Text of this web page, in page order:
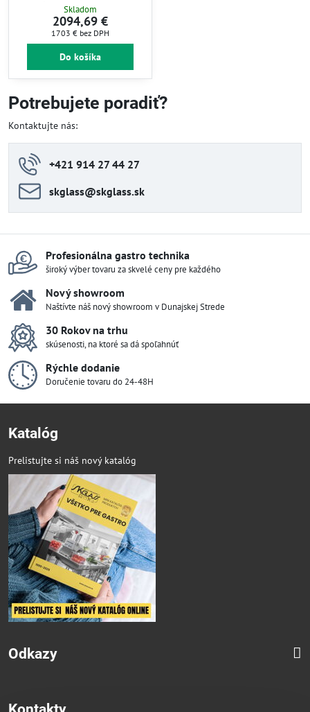
Skladom
2094,69 €
1703 € bez DPH
Do košíka
Potrebujete poradiť?
Kontaktujte nás:
+421 914 27 44 27
skglass​@skglass​.sk
Profesionálna gastro technika
široký výber tovaru za skvelé ceny pre každého
Nový showroom
Naštívte náš nový showroom v Dunajskej Strede
30 Rokov na trhu
skúsenosti, na ktoré sa dá spoľahnúť
Rýchle dodanie
Doručenie tovaru do 24-48H
Katalóg
Prelistujte si náš nový katalóg
Odkazy